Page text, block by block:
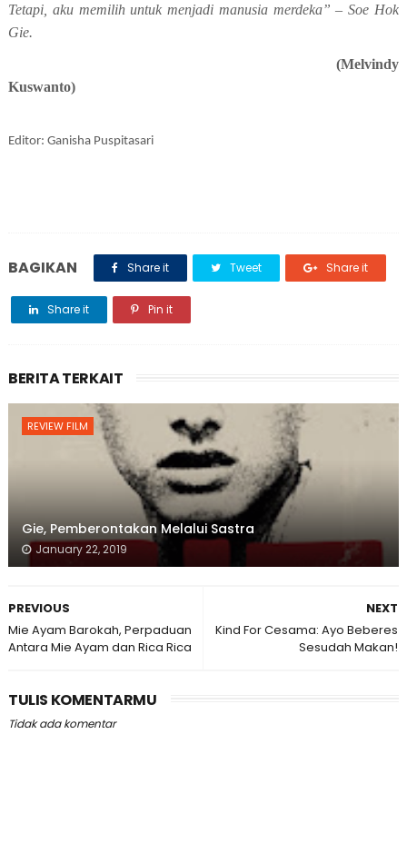
Tetapi, aku memilih untuk menjadi manusia merdeka” – Soe Hok
Gie.
(Melvindy
Kuswanto)
Editor: Ganisha Puspitasari
BAGIKAN Share it Tweet Share it
Share it Pin it
BERITA TERKAIT
REVIEW FILM
Gie, Pemberontakan Melalui Sastra
January 22, 2019
NEXT
Kind For Cesama: Ayo Beberes
Sesudah Makan!
PREVIOUS
Mie Ayam Barokah, Perpaduan
Antara Mie Ayam dan Rica Rica
TULIS KOMENTARMU
Tidak ada komentar